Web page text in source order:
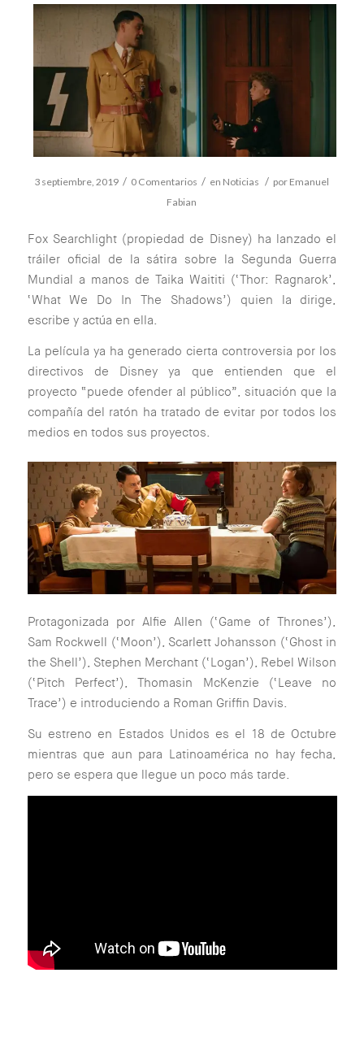
3 septiembre, 2019 / 0 Comentarios / en Noticias / por Emanuel
Fabian
Fox Searchlight (propiedad de Disney) ha lanzado el
tráiler oficial de la sátira sobre la Segunda Guerra
Mundial a manos de Taika Waititi (‘Thor: Ragnarok’,
‘What We Do In The Shadows’) quien la dirige,
escribe y actúa en ella.
La película ya ha generado cierta controversia por los
directivos de Disney ya que entienden que el
proyecto “puede ofender al público”, situación que la
compañía del ratón ha tratado de evitar por todos los
medios en todos sus proyectos.
Protagonizada por Alfie Allen (‘Game of Thrones’),
Sam Rockwell (‘Moon’), Scarlett Johansson (‘Ghost in
the Shell’), Stephen Merchant (‘Logan’), Rebel Wilson
(‘Pitch Perfect’), Thomasin McKenzie (‘Leave no
Trace’) e introduciendo a Roman Griffin Davis.
Su estreno en Estados Unidos es el 18 de Octubre
mientras que aun para Latinoamérica no hay fecha,
pero se espera que llegue un poco más tarde.